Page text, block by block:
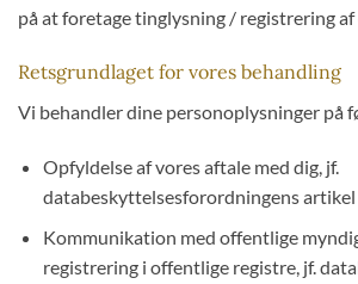
på at foretage tinglysning / registrering
Retsgrundlaget for vores behandling
Vi behandler dine personoplysninger på
Opfyldelse af vores aftale med dig, jf.
databeskyttelsesforordningens artikel
Kommunikation med offentlige
registrering i offentlige registre, jf.